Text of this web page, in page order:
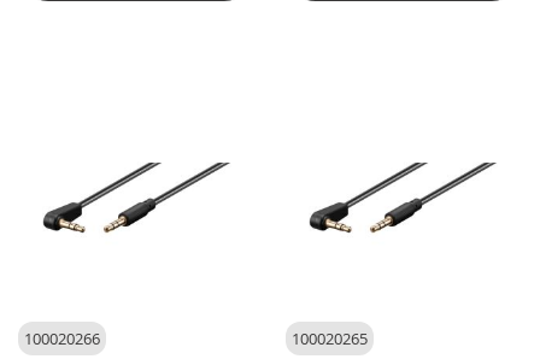
100020266 100020265